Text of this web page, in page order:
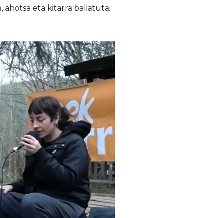
ahotsa eta kitarra baliatuta.